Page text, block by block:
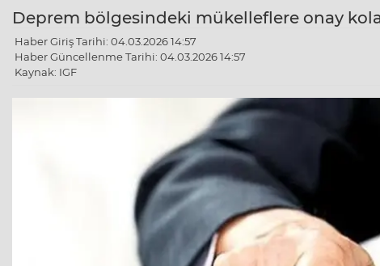
Deprem bölgesindeki mükelleflere onay
Haber Giriş Tarihi: 04.03.2026 14:57
Haber Güncellenme Tarihi: 04.03.2026 14:57
Kaynak: IGF